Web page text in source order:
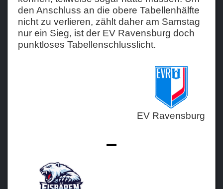
2016-2017
Teams
Verein
den Anschluss an die obere Tabellenhälfte
nicht zu verlieren, zählt daher am Samstag
nur ein Sieg, ist der EV Ravensburg doch
punktloses Tabellenschlusslicht.
EV Ravensburg